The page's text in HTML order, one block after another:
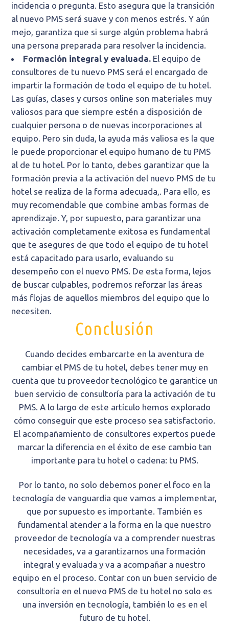
incidencia o pregunta. Esto asegura que la transición
al nuevo PMS será suave y con menos estrés. Y aún
mejo, garantiza que si surge algún problema habrá
una persona preparada para resolver la incidencia.
Formación integral y evaluada. El equipo de
consultores de tu nuevo PMS será el encargado de
impartir la formación de todo el equipo de tu hotel.
Las guías, clases y cursos online son materiales muy
valiosos para que siempre estén a disposición de
cualquier persona o de nuevas incorporaciones al
equipo. Pero sin duda, la ayuda más valiosa es la que
le puede proporcionar el equipo humano de tu PMS
al de tu hotel. Por lo tanto, debes garantizar que la
formación previa a la activación del nuevo PMS de tu
hotel se realiza de la forma adecuada,. Para ello, es
muy recomendable que combine ambas formas de
aprendizaje. Y, por supuesto, para garantizar una
activación completamente exitosa es fundamental
que te asegures de que todo el equipo de tu hotel
está capacitado para usarlo, evaluando su
desempeño con el nuevo PMS. De esta forma, lejos
de buscar culpables, podremos reforzar las áreas
más flojas de aquellos miembros del equipo que lo
necesiten.
Conclusión
Cuando decides embarcarte en la aventura de
cambiar el PMS de tu hotel, debes tener muy en
cuenta que tu proveedor tecnológico te garantice un
buen servicio de consultoría para la activación de tu
PMS. A lo largo de este artículo hemos explorado
cómo conseguir que este proceso sea satisfactorio.
El acompañamiento de consultores expertos puede
marcar la diferencia en el éxito de ese cambio tan
importante para tu hotel o cadena: tu PMS.
Por lo tanto, no solo debemos poner el foco en la
tecnología de vanguardia que vamos a implementar,
que por supuesto es importante. También es
fundamental atender a la forma en la que nuestro
proveedor de tecnología va a comprender nuestras
necesidades, va a garantizarnos una formación
integral y evaluada y va a acompañar a nuestro
equipo en el proceso. Contar con un buen servicio de
consultoría en el nuevo PMS de tu hotel no solo es
una inversión en tecnología, también lo es en el
futuro de tu hotel.